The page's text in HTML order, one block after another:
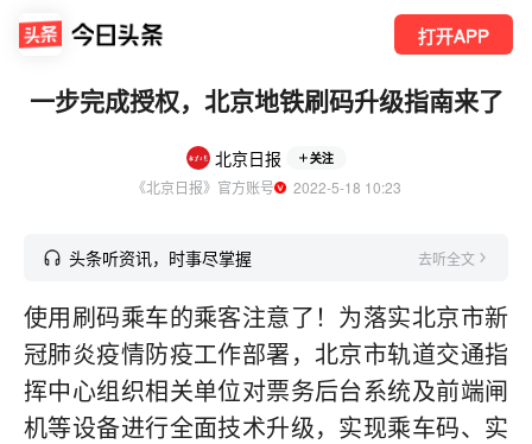
打开APP
一步完成授权，北京地铁刷码升级指南来了
北京日报 关注
《北京日报》官方账号
  2022-5-18 10:23
头条听资讯，时事尽掌握 去听全文
使用刷码乘车的乘客注意了！为落实北京市新
冠肺炎疫情防疫工作部署，北京市轨道交通指
挥中心组织相关单位对票务后台系统及前端闸
机等设备进行全面技术升级，实现乘车码、实